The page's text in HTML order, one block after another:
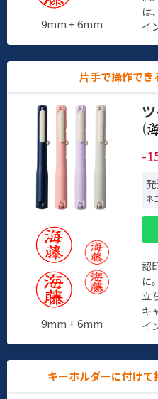
9mm + 6mm
は
イ
片手で操作でき
9mm + 6mm
(
-
ネ
認
に。
立
キ
イ
キーホルダーに付けて